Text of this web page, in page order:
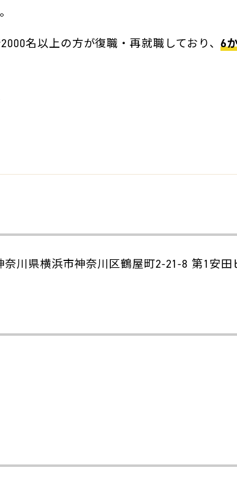
名以上の方が復職・再就職しており、6
川県横浜市神奈川区鶴屋町2-21-8 第1安田